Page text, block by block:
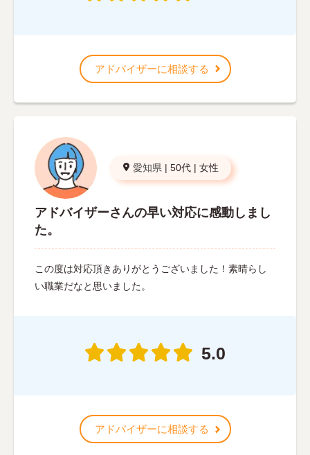
アドバイザーに相談する
愛知県 | 50代 | 女性
アドバイザーさんの早い対応に感動しまし
た。
この度は対応頂きありがとうございました！素晴らし
い職業だなと思いました。
5.0
アドバイザーに相談する